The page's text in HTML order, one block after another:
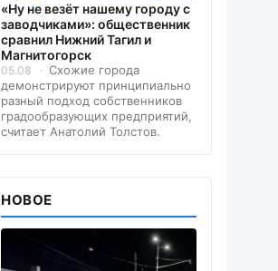
«Ну не везёт нашему городу с
заводчиками»: общественник
сравнил Нижний Тагил и
Магнитогорск
05.08
Схожие города
демонстрируют принципиально
разный подход собственников
градообразующих предприятий,
считает Анатолий Толстов.
НОВОЕ